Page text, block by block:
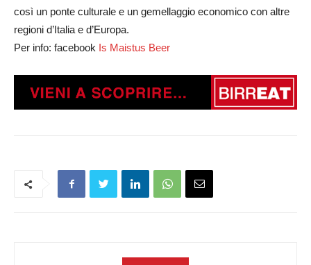
così un ponte culturale e un gemellaggio economico con altre
regioni d’Italia e d’Europa.
Per info: facebook Is Maistus Beer